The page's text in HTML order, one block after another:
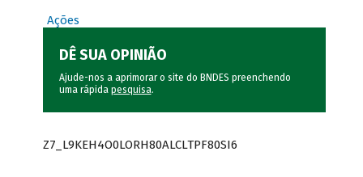
Ações
DÊ SUA OPINIÃO
Ajude-nos a aprimorar o site do BNDES preenchendo
uma rápida pesquisa.
Z7_L9KEH4O0LORH80ALCLTPF80SI6